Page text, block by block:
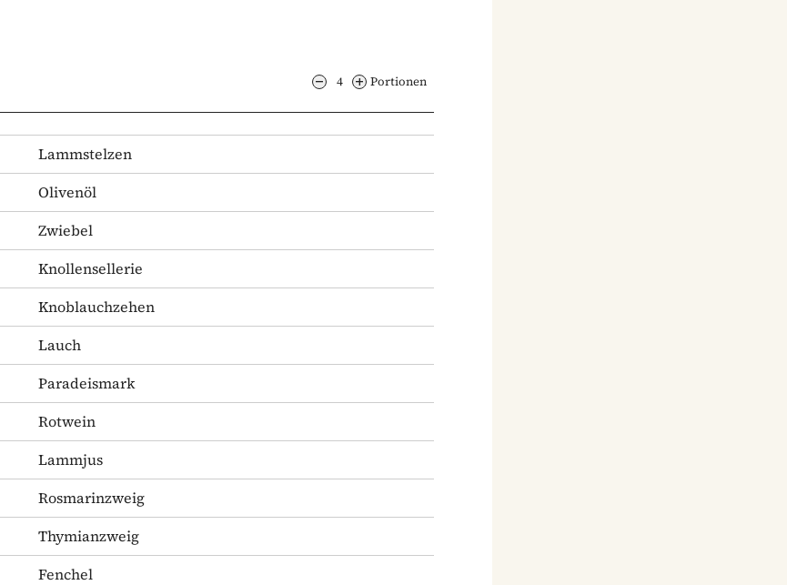
4 Portionen
Lammstelzen
Olivenöl
Zwiebel
Knollensellerie
Knoblauchzehen
Lauch
Paradeismark
Rotwein
Lammjus
Rosmarinzweig
Thymianzweig
Fenchel